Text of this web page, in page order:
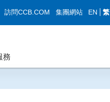
訪問CCB.COM 集團網站 EN 繁
務